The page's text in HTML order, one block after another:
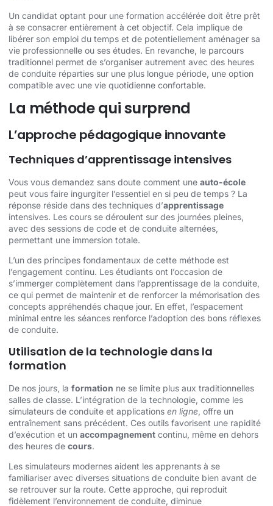
Un candidat optant pour une formation accélérée doit être prêt
à se consacrer entièrement à cet objectif. Cela implique de
libérer son emploi du temps et de potentiellement aménager sa
vie professionnelle ou ses études. En revanche, le parcours
traditionnel permet de s’organiser autrement avec des heures
de conduite réparties sur une plus longue période, une option
compatible avec une vie quotidienne confortable.
La méthode qui surprend
L’approche pédagogique innovante
Techniques d’apprentissage intensives
Vous vous demandez sans doute comment une auto-école
peut vous faire ingurgiter l’essentiel en si peu de temps ? La
réponse réside dans des techniques d’apprentissage
intensives. Les cours se déroulent sur des journées pleines,
avec des sessions de code et de conduite alternées,
permettant une immersion totale.
L’un des principes fondamentaux de cette méthode est
l’engagement continu. Les étudiants ont l’occasion de
s’immerger complètement dans l’apprentissage de la conduite,
ce qui permet de maintenir et de renforcer la mémorisation des
concepts appréhendés chaque jour. En effet, l’espacement
minimal entre les séances renforce l’adoption des bons réflexes
de conduite.
Utilisation de la technologie dans la
formation
De nos jours, la formation ne se limite plus aux traditionnelles
salles de classe. L’intégration de la technologie, comme les
simulateurs de conduite et applications en ligne, offre un
entraînement sans précédent. Ces outils favorisent une rapidité
d’exécution et un accompagnement continu, même en dehors
des heures de cours.
Les simulateurs modernes aident les apprenants à se
familiariser avec diverses situations de conduite bien avant de
se retrouver sur la route. Cette approche, qui reproduit
fidèlement l’environnement de conduite, diminue